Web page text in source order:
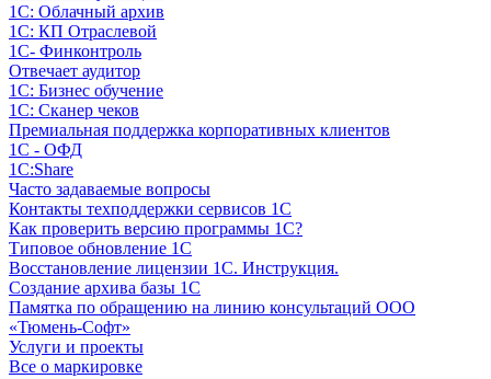
1С: Облачный архив
1С: КП Отраслевой
1С- Финконтроль
Отвечает аудитор
1С: Бизнес обучение
1С: Сканер чеков
Премиальная поддержка корпоративных клиентов
1С - ОФД
1С:Share
Часто задаваемые вопросы
Контакты техподдержки сервисов 1С
Как проверить версию программы 1С?
Типовое обновление 1С
Восстановление лицензии 1С. Инструкция.
Создание архива базы 1С
Памятка по обращению на линию консультаций ООО
«Тюмень-Софт»
Услуги и проекты
Все о маркировке